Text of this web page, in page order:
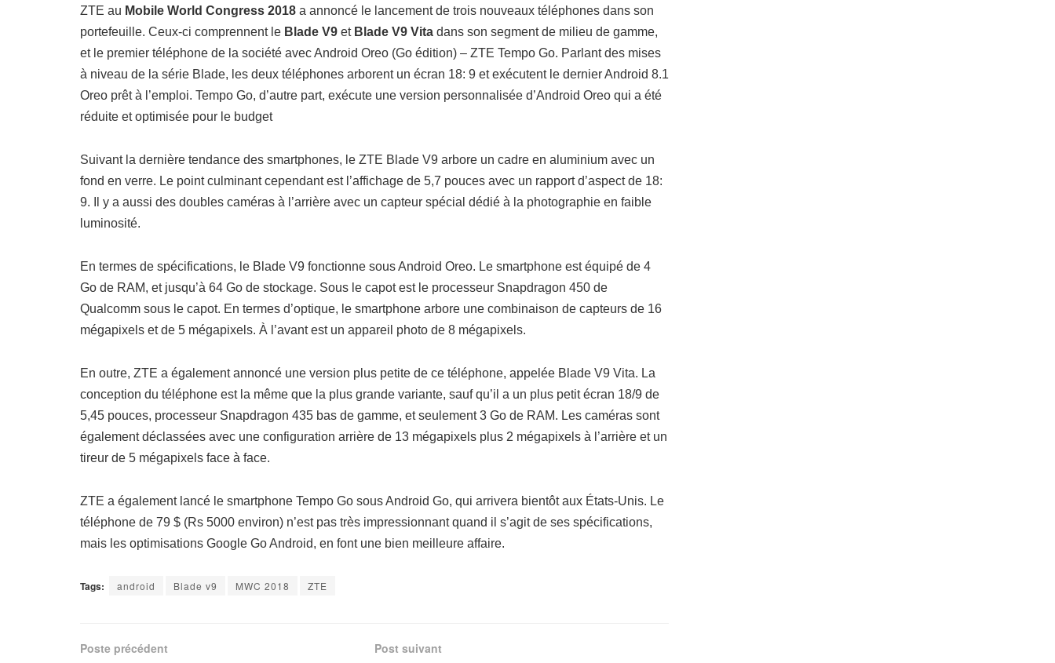
ZTE au Mobile World Congress 2018 a annoncé le lancement de trois nouveaux téléphones dans son
portefeuille. Ceux-ci comprennent le Blade V9 et Blade V9 Vita dans son segment de milieu de gamme,
et le premier téléphone de la société avec Android Oreo (Go édition) – ZTE Tempo Go. Parlant des mises
à niveau de la série Blade, les deux téléphones arborent un écran 18: 9 et exécutent le dernier Android 8.1
Oreo prêt à l’emploi. Tempo Go, d’autre part, exécute une version personnalisée d’Android Oreo qui a été
réduite et optimisée pour le budget
Suivant la dernière tendance des smartphones, le ZTE Blade V9 arbore un cadre en aluminium avec un
fond en verre. Le point culminant cependant est l’affichage de 5,7 pouces avec un rapport d’aspect de 18:
9. Il y a aussi des doubles caméras à l’arrière avec un capteur spécial dédié à la photographie en faible
luminosité.
En termes de spécifications, le Blade V9 fonctionne sous Android Oreo. Le smartphone est équipé de 4
Go de RAM, et jusqu’à 64 Go de stockage. Sous le capot est le processeur Snapdragon 450 de
Qualcomm sous le capot. En termes d’optique, le smartphone arbore une combinaison de capteurs de 16
mégapixels et de 5 mégapixels. À l’avant est un appareil photo de 8 mégapixels.
En outre, ZTE a également annoncé une version plus petite de ce téléphone, appelée Blade V9 Vita. La
conception du téléphone est la même que la plus grande variante, sauf qu’il a un plus petit écran 18/9 de
5,45 pouces, processeur Snapdragon 435 bas de gamme, et seulement 3 Go de RAM. Les caméras sont
également déclassées avec une configuration arrière de 13 mégapixels plus 2 mégapixels à l’arrière et un
tireur de 5 mégapixels face à face.
ZTE a également lancé le smartphone Tempo Go sous Android Go, qui arrivera bientôt aux États-Unis. Le
téléphone de 79 $ (Rs 5000 environ) n’est pas très impressionnant quand il s’agit de ses spécifications,
mais les optimisations Google Go Android, en font une bien meilleure affaire.
Tags: android Blade v9 MWC 2018 ZTE
Poste précédent Post suivant